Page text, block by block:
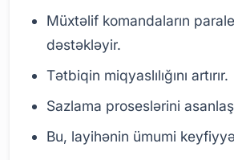
Müxtəlif komandaların
dəstəkləyir.
Tətbiqin miqyaslılığını artırır.
Sazlama proseslərini
Bu, layihənin ümumi